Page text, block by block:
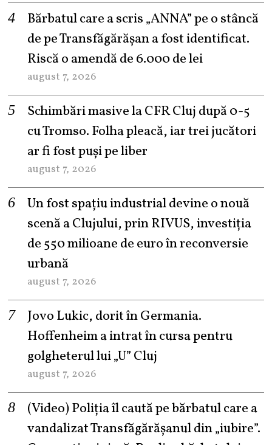
Bărbatul care a scris „ANNA” pe o stâncă
de pe Transfăgărășan a fost identificat.
Riscă o amendă de 6.000 de lei
august 7, 2026
Schimbări masive la CFR Cluj după 0-5
cu Tromso. Folha pleacă, iar trei jucători
ar fi fost puși pe liber
august 7, 2026
Un fost spațiu industrial devine o nouă
scenă a Clujului, prin RIVUS, investiția
de 550 milioane de euro în reconversie
urbană
august 7, 2026
Jovo Lukic, dorit în Germania.
Hoffenheim a intrat în cursa pentru
golgheterul lui „U” Cluj
august 7, 2026
(Video) Poliția îl caută pe bărbatul care a
vandalizat Transfăgărășanul din „iubire”.